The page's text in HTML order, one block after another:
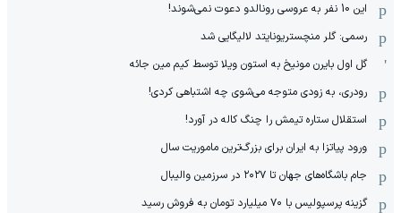
این 10 نفر به عروسی رونالدو دعوت نمی‌شوند!
رسمی: گلر منچستریونایتد لالیگایی شد
گل اول بایرن مونیخ به استون ویلا توسط کیم مین جائه
رودری، به زودی متوجه می‌شوی چه اشتباهی کردی!
استقلال ستاره تیمش را چنگ کاله در آورد!
ورود پیاتزا به ایران برای بزرگ‌ترین ماموریت سال
جام باشگاه‌های جهان تا ۲۰۲۷ در سرزمین والیبال
گزینه پرسپولیس با ۷۰ میلیارد تومان به فروش رسید